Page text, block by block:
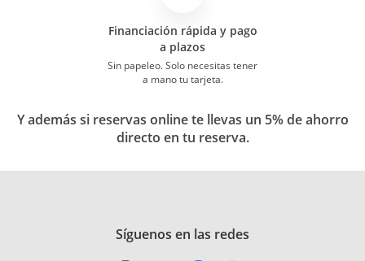
Financiación rápida y pago
a plazos
Sin papeleo. Solo necesitas tener
a mano tu tarjeta.
Y además si reservas online te llevas un 5% de ahorro
directo en tu reserva.
Síguenos en las redes